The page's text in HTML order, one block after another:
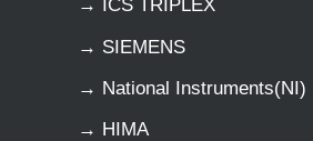
→ ICS TRIPLEX
→ SIEMENS
→ National Instruments(NI)
→ HIMA